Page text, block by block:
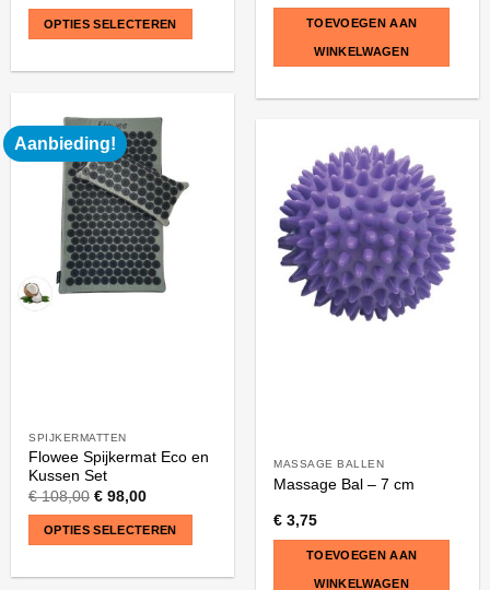
OPTIES SELECTEREN TOEVOEGEN AAN
WINKELWAGEN
Aanbieding!
SPIJKERMATTEN
Flowee Spijkermat Eco en
Kussen Set
€108,00 € 98,00
OPTIES SELECTEREN
MASSAGE BALLEN
Massage Bal – 7 cm
€ 3,75
TOEVOEGEN AAN
WINKELWAGEN